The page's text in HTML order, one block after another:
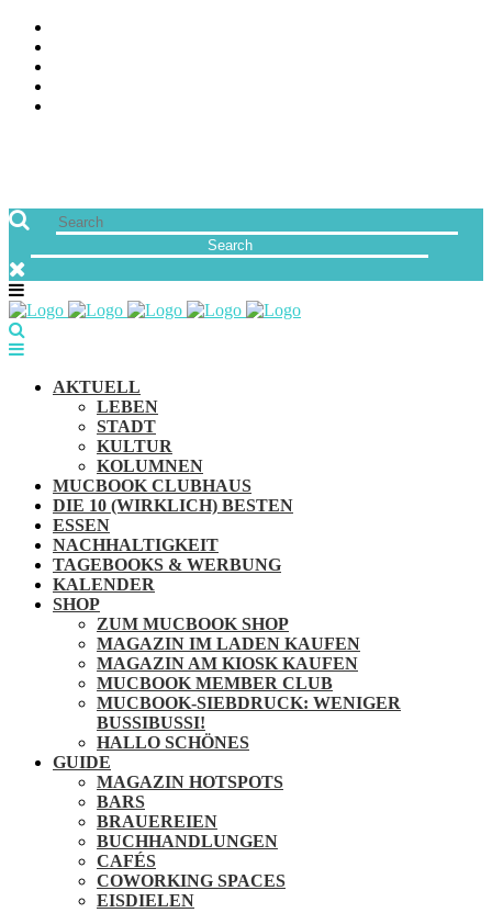
AKTUELL
LEBEN
STADT
KULTUR
KOLUMNEN
MUCBOOK CLUBHAUS
DIE 10 (WIRKLICH) BESTEN
ESSEN
NACHHALTIGKEIT
TAGEBOOKS & WERBUNG
KALENDER
SHOP
ZUM MUCBOOK SHOP
MAGAZIN IM LADEN KAUFEN
MAGAZIN AM KIOSK KAUFEN
MUCBOOK MEMBER CLUB
MUCBOOK-SIEBDRUCK: WENIGER
BUSSIBUSSI!
HALLO SCHÖNES
GUIDE
MAGAZIN HOTSPOTS
BARS
BRAUEREIEN
BUCHHANDLUNGEN
CAFÉS
COWORKING SPACES
EISDIELEN